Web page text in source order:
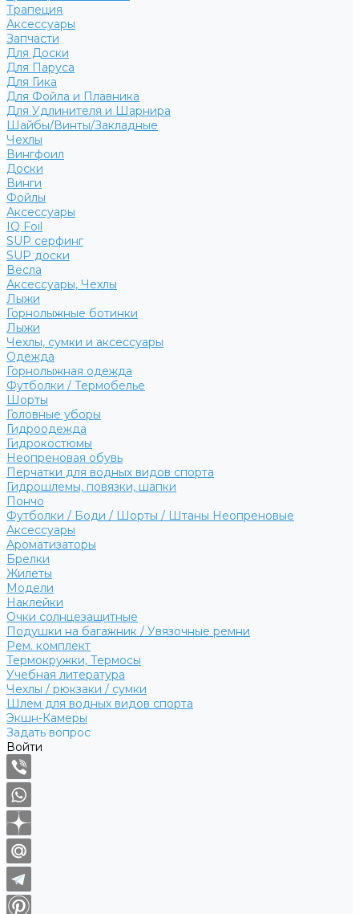
Трапеция
Аксессуары
Запчасти
Для Доски
Для Паруса
Для Гика
Для Фойла и Плавника
Для Удлинителя и Шарнира
Шайбы/Винты/Закладные
Чехлы
Вингфоил
Доски
Винги
Фойлы
Аксессуары
IQ Foil
SUP серфинг
SUP доски
Весла
Аксессуары, Чехлы
Лыжи
Горнолыжные ботинки
Лыжи
Чехлы, сумки и аксессуары
Одежда
Горнолыжная одежда
Футболки / Термобелье
Шорты
Головные уборы
Гидроодежда
Гидрокостюмы
Неопреновая обувь
Перчатки для водных видов спорта
Гидрошлемы, повязки, шапки
Пончо
Футболки / Боди / Шорты / Штаны Неопреновые
Аксессуары
Ароматизаторы
Брелки
Жилеты
Модели
Наклейки
Очки солнцезащитные
Подушки на багажник / Увязочные ремни
Рем. комплект
Термокружки, Термосы
Учебная литература
Чехлы / рюкзаки / сумки
Шлем для водных видов спорта
Экшн-Камеры
Задать вопрос
Войти